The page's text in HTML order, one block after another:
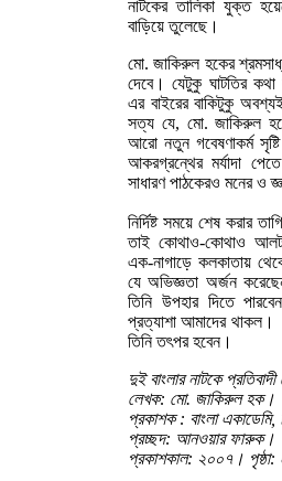
নাটকের তালিকা যুক্ত
বাড়িয়ে তুলেছে।
মো. জাকিরুল হকের
দেবে। যেটুকু ঘাটতির
এর বাইরের বাকিটুকু
সত্য যে, মো. জাকিরুল
আরো নতুন গবেষণাকর্ম
আকরগ্রন্থের মর্যাদা
সাধারণ পাঠকেরও মনের ও
নির্দিষ্ট সময়ে শেষ করার
তাই কোথাও-কোথাও
এক-নাগাড়ে কলকাতায়
যে অভিজ্ঞতা অর্জন
তিনি উপহার দিতে
প্রত্যাশা আমাদের থাকল।
তিনি তৎপর হবেন।
দুই বাংলার নাটকে প্রতিবাদী
লেখক: মো. জাকিরুল হক।
প্রকাশক : বাংলা একাডেমি,
প্রচ্ছদ: আনওয়ার ফারুক।
প্রকাশকাল: ২০০৭।